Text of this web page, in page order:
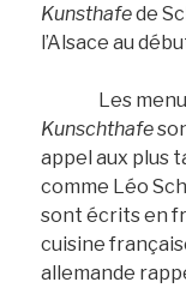
Kunsthafede
l’Alsace au
Les menus
Kunschthafe
appel aux plus
comme Léo
sont écrits en
cuisine
allemande